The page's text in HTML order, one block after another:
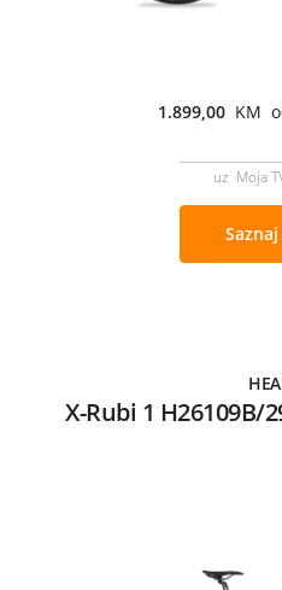
1.899,00 KM
uz Moja
X-Rubi 1